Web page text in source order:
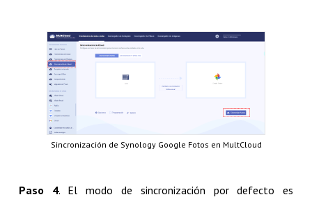
Sincronización de Synology Google Fotos en MultCloud
Paso 4. El modo de sincronización por defecto es